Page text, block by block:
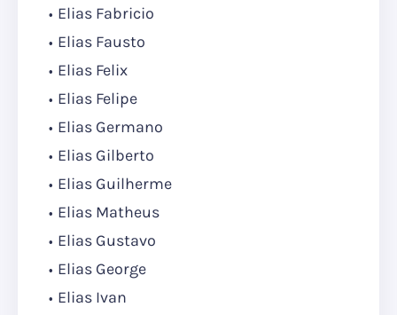
Elias Fabricio
Elias Fausto
Elias Felix
Elias Felipe
Elias Germano
Elias Gilberto
Elias Guilherme
Elias Matheus
Elias Gustavo
Elias George
Elias Ivan